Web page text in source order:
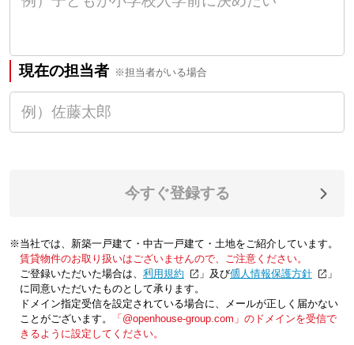
現在の担当者 ※担当者がいる場合
今すぐ登録する
※当社では、新築一戸建て・中古一戸建て・土地をご紹介しています。
賃貸物件のお取り扱いはございませんので、ご注意ください。
ご登録いただいた場合は、「利用規約 」及び「個人情報保護方針
」
に同意いただいたものとして承ります。
ドメイン指定受信を設定されている場合に、メールが正しく届かない
ことがございます。
「@openhouse-group.com」のドメインを受信で
きるように設定してください。